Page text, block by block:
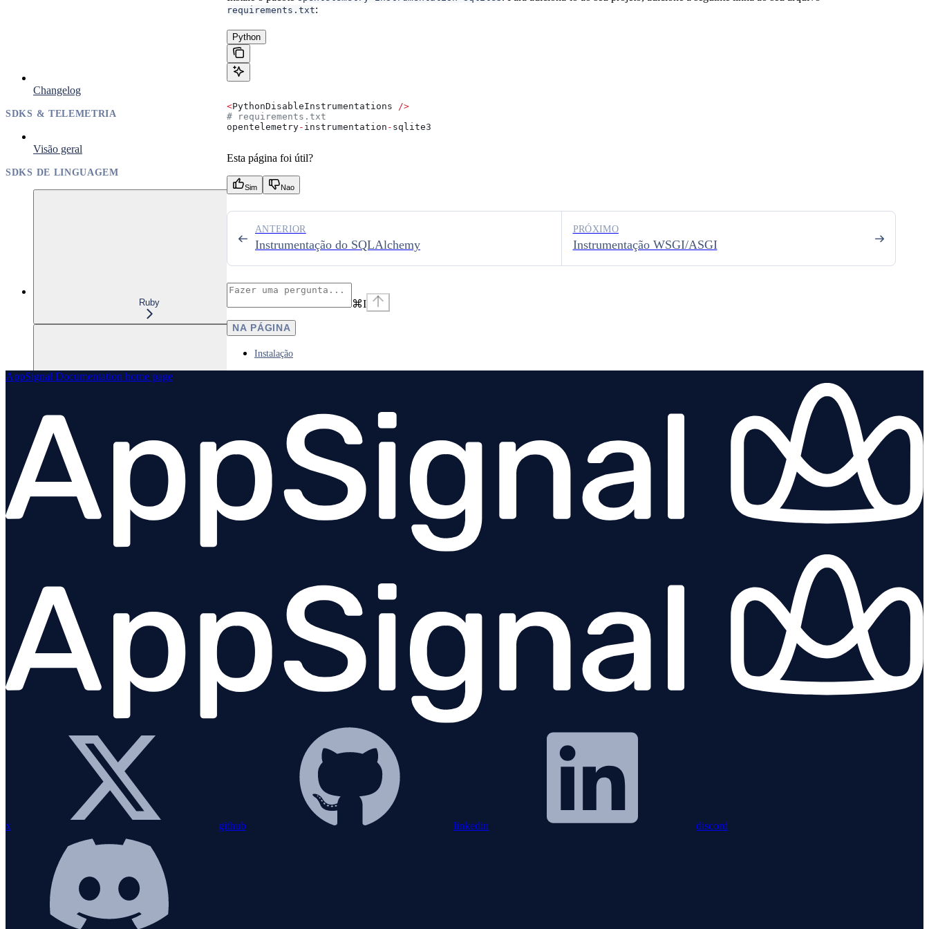
Changelog
SDKS & TELEMETRIA
Visão geral
SDKS DE LINGUAGEM
Ruby
Visão geral
Instalação
Configuração
Instrumentação personalizada
Instrumentações
Visão geral
requirements.txt:
Python
<PythonDisableInstrumentations />
# requirements.txt
opentelemetry- instrumentation - sqlite3
Esta página foi útil?
Sim Nao
Instrumentação do SQLAlchemy
ANTERIOR
Instrumentação WSGI/ASGI
PRÓXIMO
⌘I
NA PÁGINA
Instalação
AppSignal Documentation home page
x github linkedin discord